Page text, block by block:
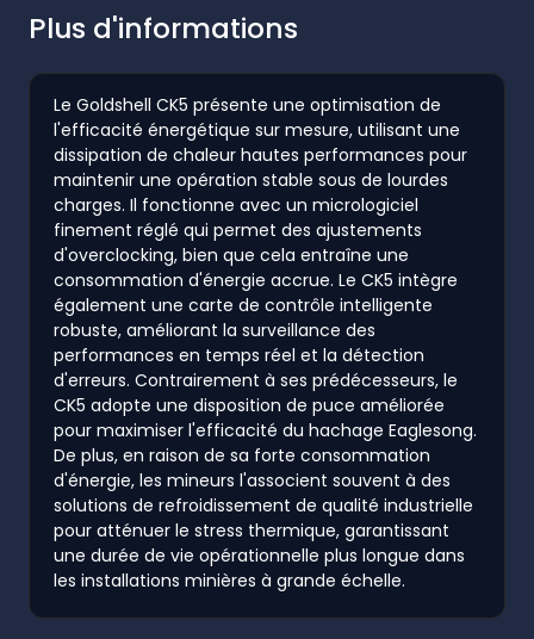
Plus d'informations
Le Goldshell CK5 présente une optimisation de
l'efficacité énergétique sur mesure, utilisant une
dissipation de chaleur hautes performances pour
maintenir une opération stable sous de lourdes
charges. Il fonctionne avec un micrologiciel
finement réglé qui permet des ajustements
d'overclocking, bien que cela entraîne une
consommation d'énergie accrue. Le CK5 intègre
également une carte de contrôle intelligente
robuste, améliorant la surveillance des
performances en temps réel et la détection
d'erreurs. Contrairement à ses prédécesseurs, le
CK5 adopte une disposition de puce améliorée
pour maximiser l'efficacité du hachage Eaglesong.
De plus, en raison de sa forte consommation
d'énergie, les mineurs l'associent souvent à des
solutions de refroidissement de qualité industrielle
pour atténuer le stress thermique, garantissant
une durée de vie opérationnelle plus longue dans
les installations minières à grande échelle.